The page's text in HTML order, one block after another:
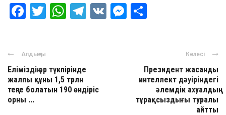
Facebook
Twitter
WhatsApp
Telegram
VK Messenger
Алдыңғы
Еліміздің әр түкпірінде
жалпы құны 1,5 трлн
теңге болатын 190 өндіріс
орны ...
Келесі
Президент жасанды
интеллект дәуіріндегі
әлемдік ахуалдың
тұрақсыздығы туралы
айтты